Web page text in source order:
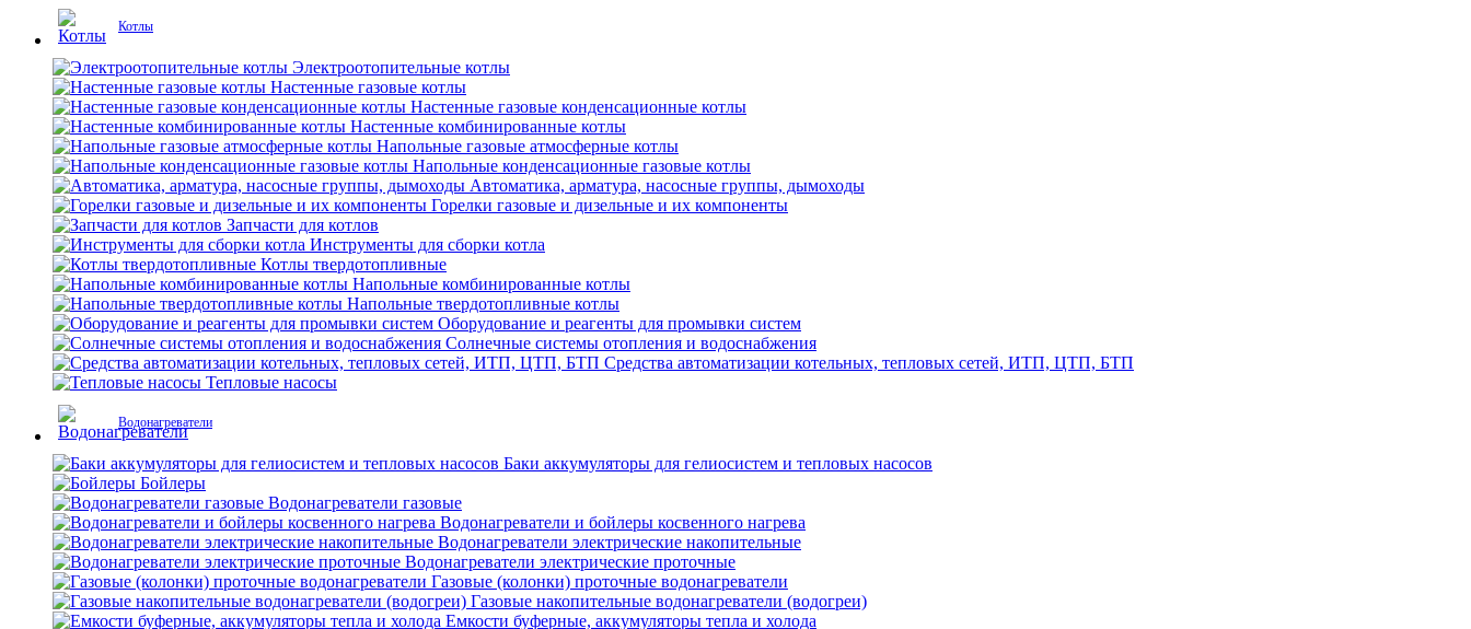
Котлы
Электроотопительные котлы
Настенные газовые котлы
Настенные газовые конденсационные котлы
Настенные комбинированные котлы
Напольные газовые атмосферные котлы
Напольные конденсационные газовые котлы
Автоматика, арматура, насосные группы, дымоходы
Горелки газовые и дизельные и их компоненты
Запчасти для котлов
Инструменты для сборки котла
Котлы твердотопливные
Напольные комбинированные котлы
Напольные твердотопливные котлы
Оборудование и реагенты для промывки систем
Солнечные системы отопления и водоснабжения
Средства автоматизации котельных, тепловых сетей, ИТП, ЦТП, БТП
Тепловые насосы
Водонагреватели
Баки аккумуляторы для гелиосистем и тепловых насосов
Бойлеры
Водонагреватели газовые
Водонагреватели и бойлеры косвенного нагрева
Водонагреватели электрические накопительные
Водонагреватели электрические проточные
Газовые (колонки) проточные водонагреватели
Газовые накопительные водонагреватели (водогреи)
Емкости буферные, аккумуляторы тепла и холода